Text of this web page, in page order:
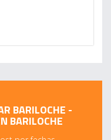
BARILOCHE -
BARILOCHE